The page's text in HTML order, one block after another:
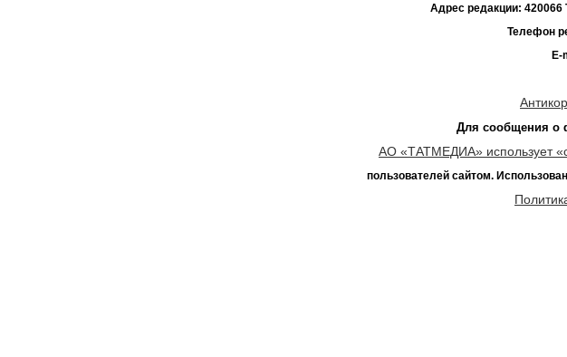
Адрес редакции: 420066
Телефон
E-
Для сообщения о
АО «ТАТМЕДИА» использует
пользователей сайтом.